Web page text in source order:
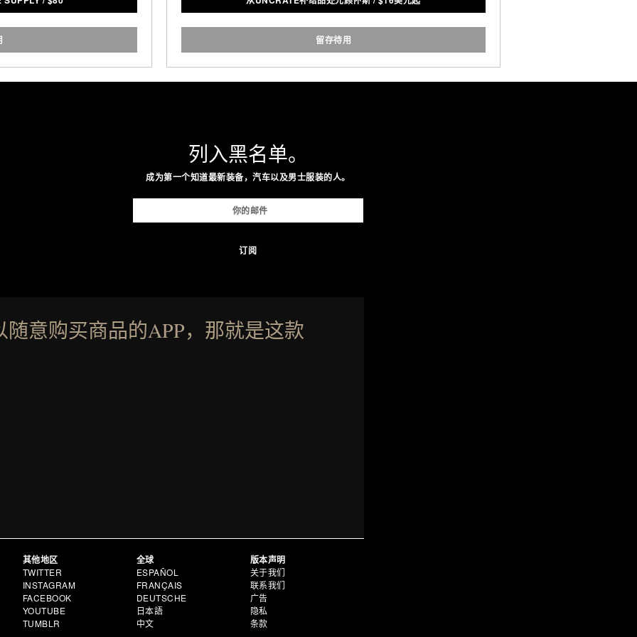
All the data is then
and an epic workout
都可以重新填充进去，从而让自然坏境的丢弃物进一步减
留存待用
列入黑名单。
成为第一个知道最新装备，汽车以及男士服装的人。
意购买商品的APP，那就是这款
其他地区
TWITTER
INSTAGRAM
FACEBOOK
YOUTUBE
TUMBLR
全球
ESPAÑOL
FRANÇAIS
DEUTSCHE
日本語
中文
版本声明
关于我们
联系我们
广告
隐私
条款